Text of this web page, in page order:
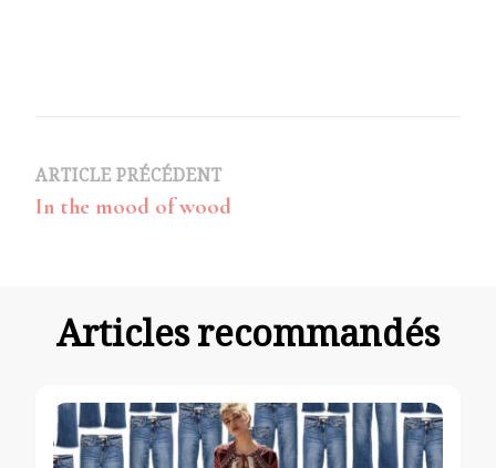
Navigation
d’article
ARTICLE PRÉCÉDENT
In the mood of wood
Articles recommandés